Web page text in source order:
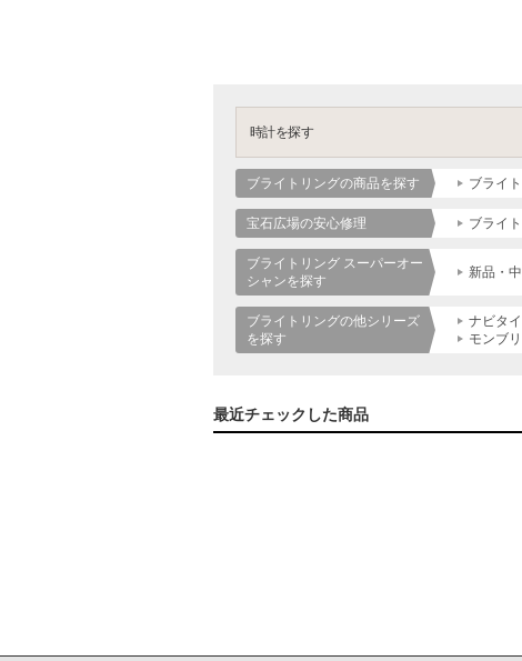
時計を探す
ブライトリングの商品を探す ブライ
宝石広場の安心修理 ブライ
ブライトリング スーパーオー
シャンを探す
新品・
ブライトリングの他シリーズ
を探す
ナビタ
モンブ
最近チェックした商品